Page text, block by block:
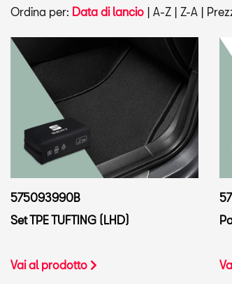
Ordina per: Data di lancio | A-Z | Z-A |
575093990B
Set TPE TUFTING (LHD)
Vai al prodotto